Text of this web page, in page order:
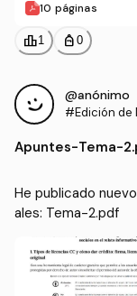
10 páginas
leaderboard1 personal_bag 0
@anónimo
#Edición de
Apuntes-Tema-
He publicado
ales: Tema-2.pdf